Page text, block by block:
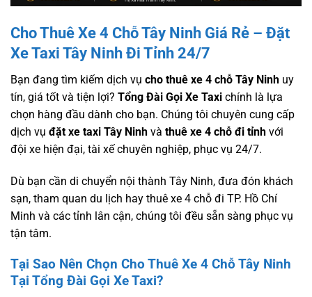
Cho Thuê Xe 4 Chỗ Tây Ninh Giá Rẻ – Đặt
Xe Taxi Tây Ninh Đi Tỉnh 24/7
Bạn đang tìm kiếm dịch vụ cho thuê xe 4 chỗ Tây Ninh uy
tín, giá tốt và tiện lợi? Tổng Đài Gọi Xe Taxi chính là lựa
chọn hàng đầu dành cho bạn. Chúng tôi chuyên cung cấp
dịch vụ đặt xe taxi Tây Ninh và thuê xe 4 chỗ đi tỉnh với
đội xe hiện đại, tài xế chuyên nghiệp, phục vụ 24/7.
Dù bạn cần di chuyển nội thành Tây Ninh, đưa đón khách
sạn, tham quan du lịch hay thuê xe 4 chỗ đi TP. Hồ Chí
Minh và các tỉnh lân cận, chúng tôi đều sẵn sàng phục vụ
tận tâm.
Tại Sao Nên Chọn Cho Thuê Xe 4 Chỗ Tây Ninh
Tại Tổng Đài Gọi Xe Taxi?